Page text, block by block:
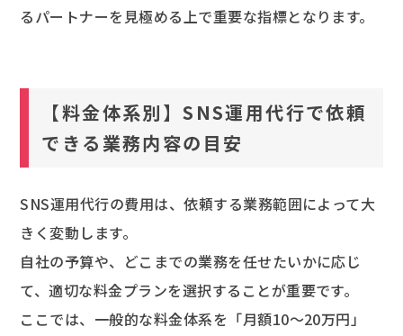
るパートナーを見極める上で重要な指標となります。
【料金体系別】SNS運用代行で依頼
できる業務内容の目安
SNS運用代行の費用は、依頼する業務範囲によって大
きく変動します。
自社の予算や、どこまでの業務を任せたいかに応じ
て、適切な料金プランを選択することが重要です。
ここでは、一般的な料金体系を「月額10〜20万円」